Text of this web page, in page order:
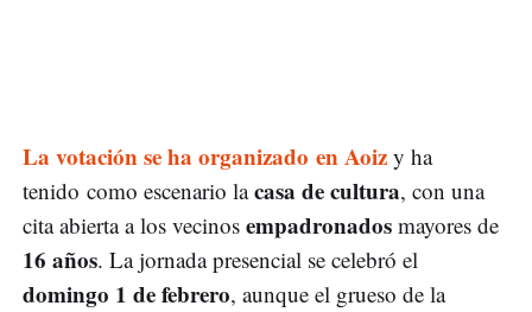
La votación se ha organizado en Aoiz y ha
tenido como escenario lacasa de cultura, con una
cita abierta a los vecinos empadronados mayores de
16 años. La jornada presencial se celebró el
domingo 1 de febrero, aunque el grueso de la